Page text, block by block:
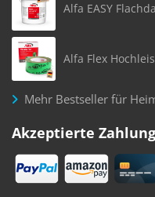
Alfa EASY
Alfa Flex
Mehr Bestseller für
Akzeptierte